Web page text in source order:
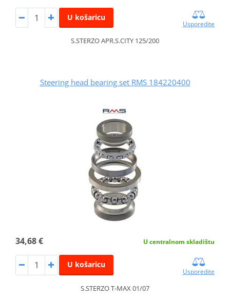
U košaricu
Usporedite
S.STERZO APR.S.CITY 125/200
Steering head bearing set RMS 184220400
34,68 € U centralnom skladištu
U košaricu
Usporedite
S.STERZO T-MAX 01/07